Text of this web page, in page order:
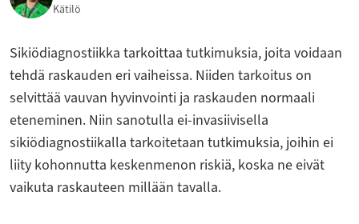
Kätilö
Sikiödiagnostiikka tarkoittaa tutkimuksia, joita voidaan
tehdä raskauden eri vaiheissa. Niiden tarkoitus on
selvittää vauvan hyvinvointi ja raskauden normaali
eteneminen. Niin sanotulla ei-invasiivisella
sikiödiagnostiikalla tarkoitetaan tutkimuksia, joihin ei
liity kohonnutta keskenmenon riskiä, koska ne eivät
vaikuta raskauteen millään tavalla.